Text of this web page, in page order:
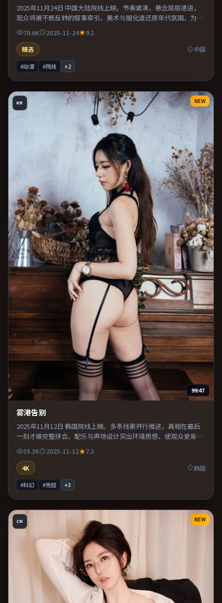
2025年11月24日 中国大陆院线上映。节奏紧凑，悬念层层递进，
观众将被不断反转的叙事牵引。美术与服化道还原年代氛围，为人
物动机提供可信支撑。推荐给偏爱群像戏与命运母题的影迷。
70.6K 2025-11-24
9.1
精选
中国
#动漫 #院线 +2
KR NEW
99:47
雾港告别
2025年11月12日 韩国院线上映。多条线索并行推进，真相在最后
一刻才被完整拼合。配乐与声场设计突出环境质感，使观众更易沉
35.3K 2025-11-12
7.3
4K
韩国
#科幻 #完结 +3
CN NEW